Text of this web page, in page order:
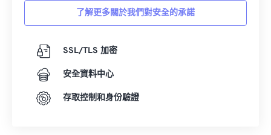
了解更多關於我們對安全的承諾
SSL/TLS 加密
安全資料中心
存取控制和身份驗證